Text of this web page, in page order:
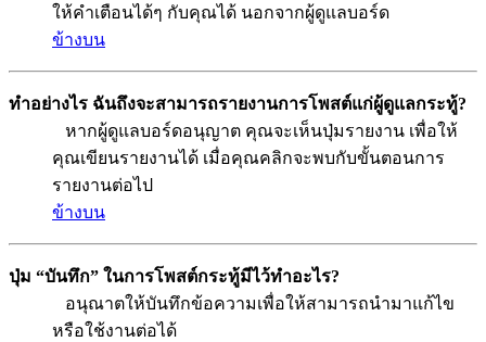
ให้คำเตือนได้ๆ กับคุณได้ นอกจากผู้ดูแลบอร์ด
ข้างบน
ทำอย่างไร ฉันถึงจะสามารถรายงานการโพสต์แก่ผู้ดูแลกระทู้?
หากผู้ดูแลบอร์ดอนุญาต คุณจะเห็นปุ่มรายงาน เพื่อให้
คุณเขียนรายงานได้ เมื่อคุณคลิกจะพบกับขั้นตอนการ
รายงานต่อไป
ข้างบน
ปุ่ม “บันทึก” ในการโพสต์กระทู้มีไว้ทำอะไร?
อนุณาตให้บันทึกข้อความเพื่อให้สามารถนำมาแก้ไข
หรือใช้งานต่อได้